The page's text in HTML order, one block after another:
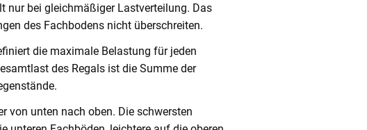
nur bei gleichmäßiger Lastverteilung. Das
des Fachbodens nicht überschreiten.
die maximale Belastung für jeden
des Regals ist die Summe der
von unten nach oben. Die schwersten